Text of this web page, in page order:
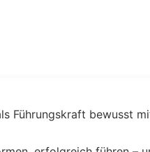
Führungskraft bewusst